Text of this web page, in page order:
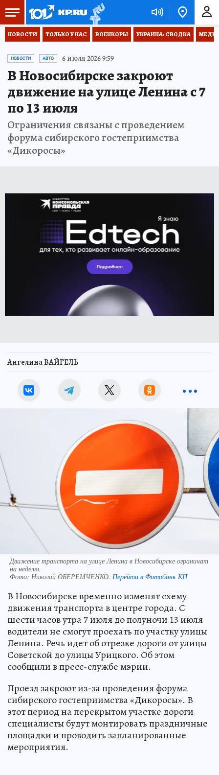
НОВОСТИ ТОЛЬКО У НАС ВОЕНКОРЫ УКРАИНА: СВОДКА
НОВОСТИ АВТО 6 июля 2026 9:59
В Новосибирске закроют
движение на улице Ленина с 7
по 13 июля
Ограничения связаны с проведением
форума сибирского гостеприимства
«Дикоросы»
Ангелина ВАЙГЕЛЬ
Движение транспорта на улице Ленина в Новосибирске ограничат
на неделю.
Фото: Николай ОБЕРЕМЧЕНКО. Перейти в Фотобанк КП
В Новосибирске временно изменят схему
движения транспорта в центре города. С
шести часов утра 7 июля до полуночи 13 июля
водители не смогут проехать по участку улицы
Ленина. Речь идет об отрезке дороги от улицы
Советской до улицы Урицкого. Об этом
сообщили в пресс-службе мэрии.
Проезд закроют из-за проведения форума
сибирского гостеприимства «Дикоросы». В
этот период на перекрытом участке дороги
специалисты будут монтировать праздничные
площадки и проводить запланированные
мероприятия.